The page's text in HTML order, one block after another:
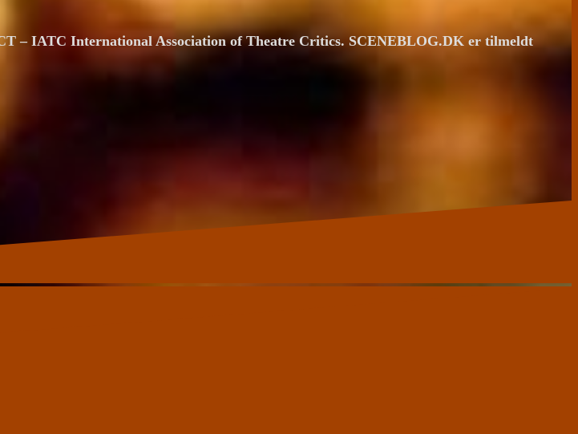
– IATC International Association of Theatre Critics. SCENEBLOG.DK er tilmeldt